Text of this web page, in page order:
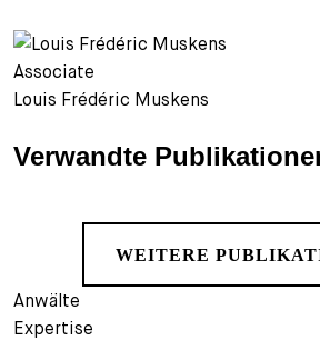
Associate
Louis Frédéric Muskens
Verwandte
WEITERE
Anwälte
Expertise